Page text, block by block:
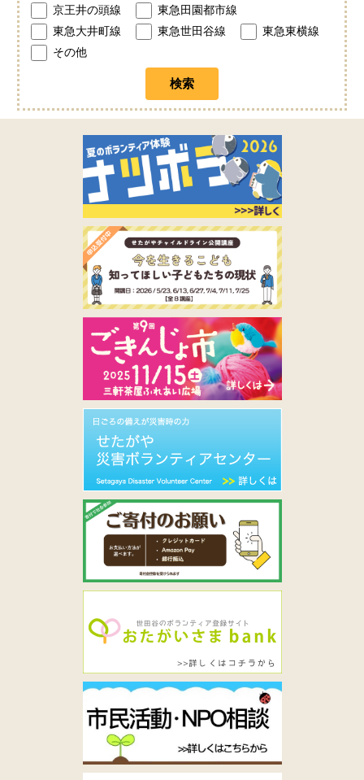
京王井の頭線
東急田園都市線
東急大井町線
東急世田谷線
東急東横線
その他